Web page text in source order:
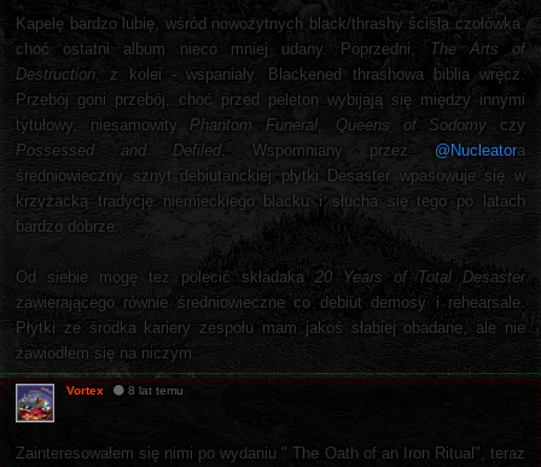
Kapelę bardzo lubię, wśród nowożytnych black/thrashy ścisła czołówka,
choć ostatni album nieco mniej udany. Poprzedni, The Arts of
Destruction, z kolei - wspaniały. Blackened thrashowa biblia wręcz.
Przebój goni przebój, choć przed peleton wybijają się między innymi
tytułowy, niesamowityPhantom Funeral, Queens of Sodomy czy
Possessed and Defiled. Wspomniany przez @Nucleatora
średniowieczny sznyt debiutanckiej płytki Desaster wpasowuje się w
krzyżacką tradycję niemieckiego blacku i słucha się tego po latach
bardzo dobrze.
Od siebie mogę też polecić składaka 20 Years of Total Desaster
zawierającego równie średniowieczne co debiut demosy i rehearsale.
Płytki ze środka kariery zespołu mam jakoś słabiej obadane, ale nie
zawiodłem się na niczym.
Vortex 8 lat temu
Zainteresowałem się nimi po wydaniu " The Oath of an Iron Ritual", teraz